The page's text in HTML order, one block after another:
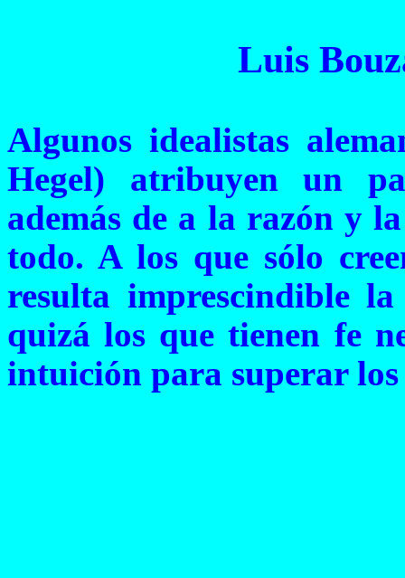
Luis
Algunos idealistas
Hegel) atribuyen un
además de a la razón y
todo. A los que sólo
resulta imprescindible
quizá los que tienen fe
intuición para superar